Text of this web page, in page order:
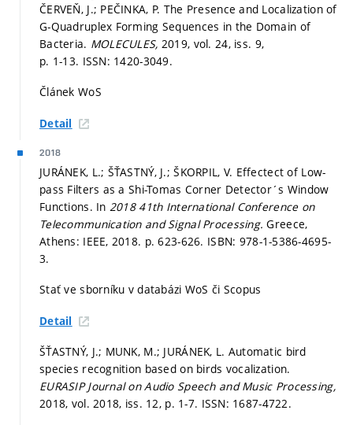
ČERVEŇ, J.; PEČINKA, P. The Presence and Localization of
G-Quadruplex Forming Sequences in the Domain of
Bacteria. MOLECULES, 2019, vol. 24, iss. 9,
p. 1-13. ISSN: 1420-3049.
Článek WoS
Detail
2018
JURÁNEK, L.; ŠŤASTNÝ, J.; ŠKORPIL, V. Effectect of Low-
pass Filters as a Shi-Tomas Corner Detector´s Window
Functions. In 2018 41th International Conference on
Telecommunication and Signal Processing.Greece,
Athens: IEEE, 2018. p. 623-626. ISBN: 978-1-5386-4695-
3.
Stať ve sborníku v databázi WoS či Scopus
Detail
ŠŤASTNÝ, J.; MUNK, M.; JURÁNEK, L. Automatic bird
species recognition based on birds vocalization.
EURASIP Journal on Audio Speech and Music Processing,
2018, vol. 2018, iss. 12, p. 1-7. ISSN: 1687-4722.